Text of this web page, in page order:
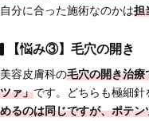
自分に合った施術なのかは担
【悩み③】毛穴の開き
美容皮膚科の毛穴の開き治療
ツァ」です。どちらも極細
めるのは同じですが、ポテン